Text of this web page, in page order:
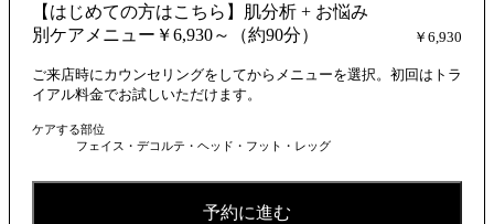
を
【はじめての方はこちら】肌分析 + お悩み
別ケアメニュー￥6,930～（約90分）
￥6,930
ご来店時にカウンセリングをしてからメニューを選択。初回はトラ
イアル料金でお試しいただけます。
ケアする部位
フェイス・デコルテ・ヘッド・フット・レッグ
予約に進む